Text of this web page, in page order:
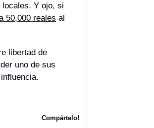
Y ojo, si
50,000 reales al
libertad de
uno de sus
Compártelo!